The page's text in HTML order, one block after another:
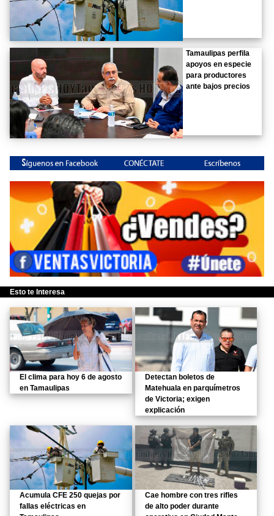
Tamaulipas perfila
apoyos en especie
para productores
ante bajos precios
Esto te Interesa
El clima para hoy 6 de agosto
en Tamaulipas
Detectan boletos de
Matehuala en parquímetros
de Victoria; exigen
explicación
Acumula CFE 250 quejas por
fallas eléctricas en
Cae hombre con tres rifles
de alto poder durante